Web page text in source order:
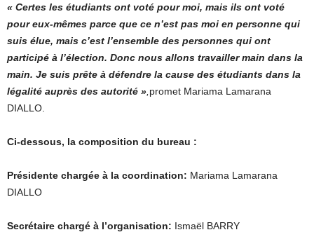
« Certes les étudiants ont voté pour moi, mais ils ont voté
pour eux-mêmes parce que ce n’est pas moi en personne qui
suis élue, mais c’est l’ensemble des personnes qui ont
participé à l’élection. Donc nous allons travailler main dans la
main. Je suis prête à défendre la cause des étudiants dans la
légalité auprès des autorité » promet Mariama Lamarana
DIALLO.
Ci-dessous, la composition du bureau :
Présidente chargée à la coordination: Mariama Lamarana
DIALLO
Secrétaire chargé à l’organisation: Ismaël BARRY